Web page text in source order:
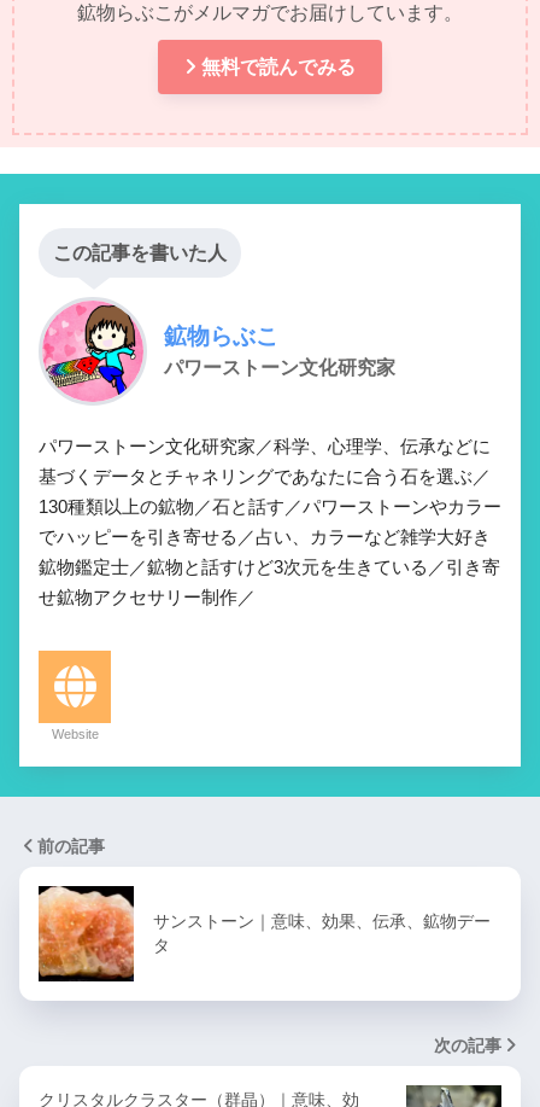
鉱物らぶこがメルマガでお届けしています。
無料で読んでみる
この記事を書いた人
鉱物らぶこ
パワーストーン文化研究家
パワーストーン文化研究家／科学、心理学、伝承などに
基づくデータとチャネリングであなたに合う石を選ぶ／
130種類以上の鉱物／石と話す／パワーストーンやカラー
でハッピーを引き寄せる／占い、カラーなど雑学大好き
鉱物鑑定士／鉱物と話すけど3次元を生きている／引き寄
せ鉱物アクセサリー制作／
Website
前の記事
サンストーン｜意味、効果、伝承、鉱物デー
タ
次の記事
クリスタルクラスター（群晶）｜意味、効